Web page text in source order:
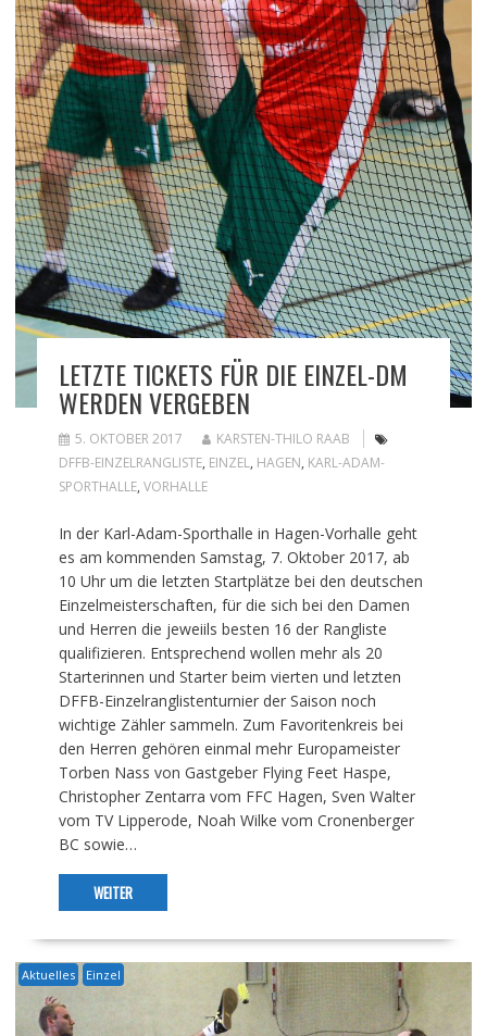
LETZTE TICKETS FÜR DIE EINZEL-DM
WERDEN VERGEBEN
5. OKTOBER 2017
KARSTEN-THILO RAAB
DFFB-EINZELRANGLISTE, EINZEL, HAGEN, KARL-ADAM-
SPORTHALLE, VORHALLE
In der Karl-Adam-Sporthalle in Hagen-Vorhalle geht
es am kommenden Samstag, 7. Oktober 2017, ab
10 Uhr um die letzten Startplätze bei den deutschen
Einzelmeisterschaften, für die sich bei den Damen
und Herren die jeweiils besten 16 der Rangliste
qualifizieren. Entsprechend wollen mehr als 20
Starterinnen und Starter beim vierten und letzten
DFFB-Einzelranglistenturnier der Saison noch
wichtige Zähler sammeln. Zum Favoritenkreis bei
den Herren gehören einmal mehr Europameister
Torben Nass von Gastgeber Flying Feet Haspe,
Christopher Zentarra vom FFC Hagen, Sven Walter
vom TV Lipperode, Noah Wilke vom Cronenberger
BC sowie…
WEITER
Aktuelles Einzel